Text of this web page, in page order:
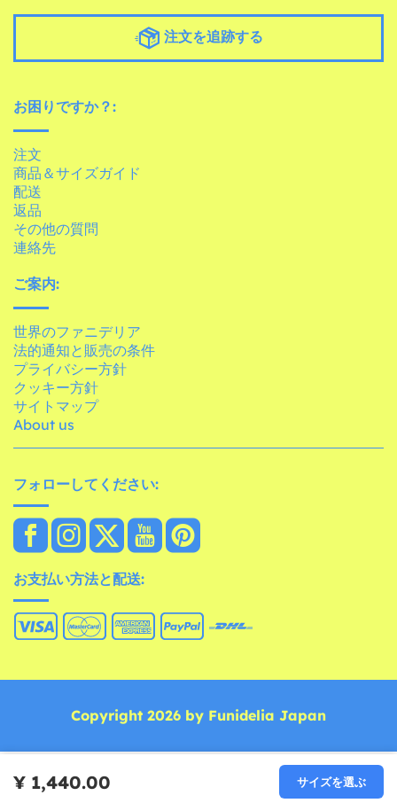
¥ 1,440.00 サイズを選ぶ
注文を追跡する
お困りですか？:
注文
商品＆サイズガイド
配送
返品
その他の質問
連絡先
ご案内:
世界のファニデリア
法的通知と販売の条件
プライバシー方針
クッキー方針
サイトマップ
About us
フォローしてください:
お支払い方法と配送:
Copyright 2026 by Funidelia Japan